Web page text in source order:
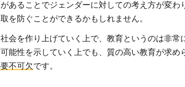
学習環
境
2.1.3
勤務条
件
あることでジェンダーに対しての考え方が変わ
を防ぐことができるかもしれません。
会を作り上げていく上で、教育というのは非常
能性を示していく上でも、質の高い教育が求め
不可欠です。